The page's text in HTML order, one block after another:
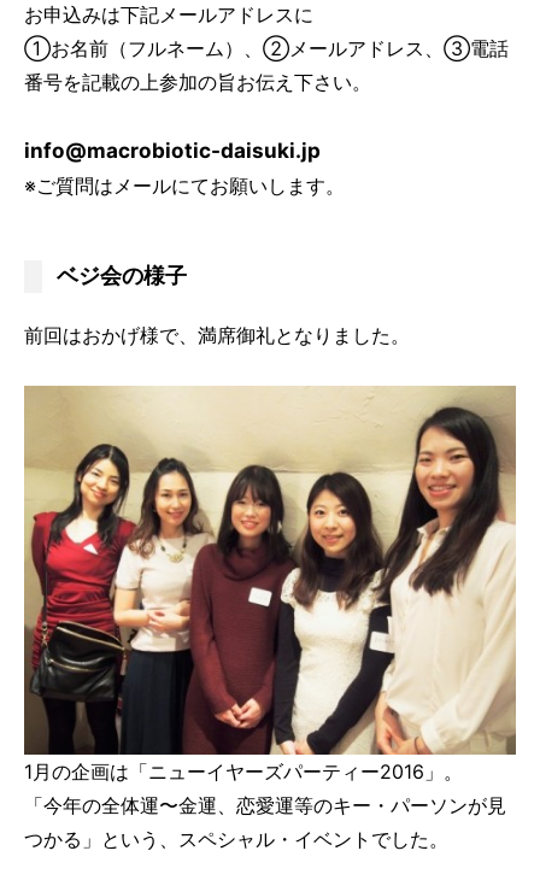
お申込みは下記メールアドレスに
①お名前（フルネーム）、②メールアドレス、③電話
番号を記載の上参加の旨お伝え下さい。
info@macrobiotic-daisuki.jp
※ご質問はメールにてお願いします。
ベジ会の様子
前回はおかげ様で、満席御礼となりました。
1月の企画は「ニューイヤーズパーティー2016」。
「今年の全体運〜金運、恋愛運等のキー・パーソンが見
つかる」という、スペシャル・イベントでした。